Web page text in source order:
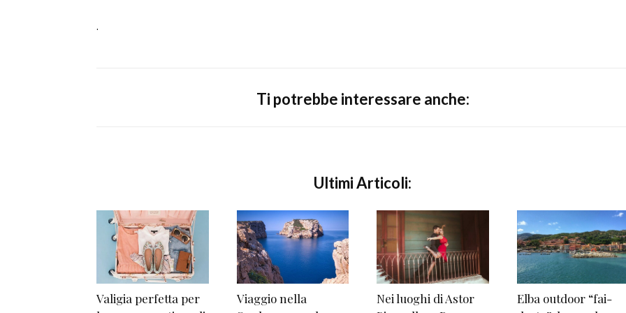
.
Ti potrebbe interessare anche:
Ultimi Articoli:
Valigia perfetta per
Viaggio nella
Nei luoghi di Astor
Elba outdoor “fai-